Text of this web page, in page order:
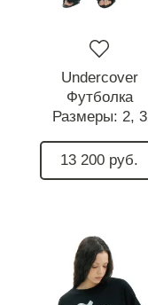
Undercover
Футболка
Размеры: 2, 3
13 200 руб.